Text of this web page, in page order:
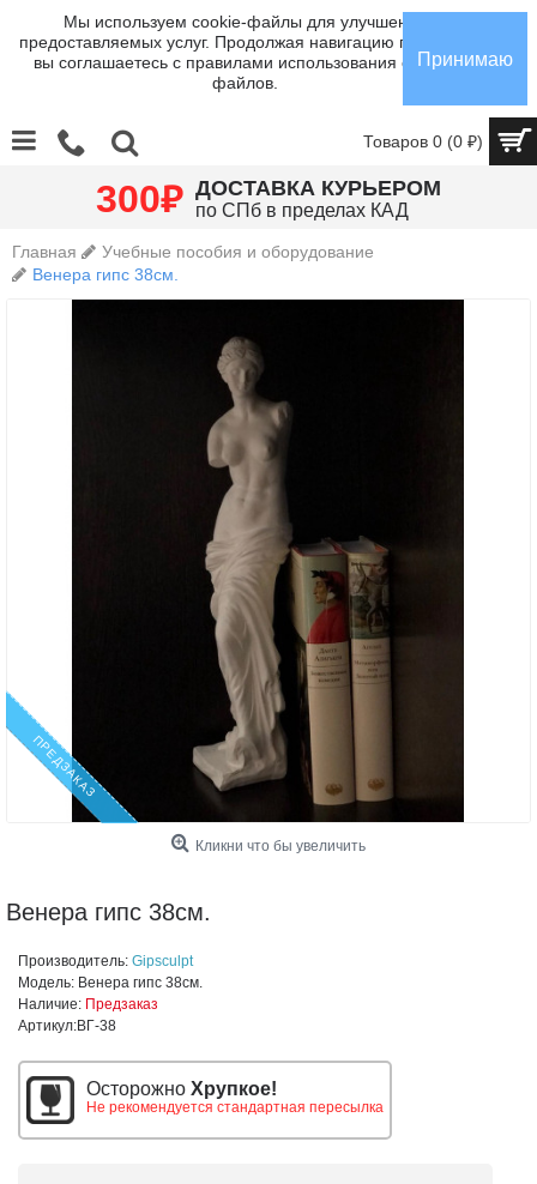
Мы используем cookie-файлы для улучшения
предоставляемых услуг. Продолжая навигацию по сайту,
вы соглашаетесь с правилами использования cookie-
файлов.
Принимаю
Товаров 0 (0 ₽)
300₽ ДОСТАВКА КУРЬЕРОМ
по СПб в пределах КАД
Главная
Учебные пособия и оборудование
Венера гипс 38см.
ПРЕДЗАКАЗ
Кликни что бы увеличить
Венера гипс 38см.
Производитель: Gipsculpt
Модель: Венера гипс 38см.
Наличие: Предзаказ
Артикул:ВГ-38
Осторожно Хрупкое!
Не рекомендуется стандартная пересылка